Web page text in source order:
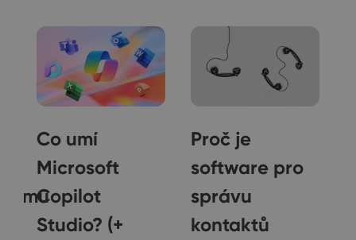
Co umí
Microsoft
Copilot
Studio? (+
Proč je
software pro
správu
kontaktů